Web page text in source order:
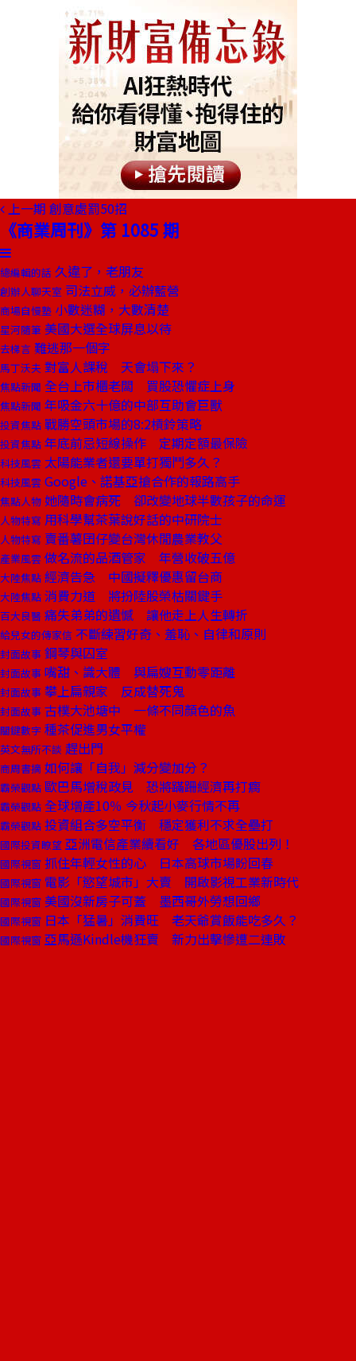
上一期 創意處罰50招
《商業周刊》第 1085 期
總編輯的話 久違了，老朋友
創辦人聊天室 司法立威，必辦藍營
商場自慢塾 小數迷糊，大數清楚
星河隨筆 美國大選全球屏息以待
去梯言 難逃那一個字
馬丁沃夫 對富人課稅 天會塌下來？
焦點新聞 全台上市櫃老闆 買股恐懼症上身
焦點新聞 年吸金六十億的中部互助會巨獸
投資焦點 戰勝空頭市場的8:2槓鈴策略
投資焦點 年底前忌短線操作 定期定額最保險
科技風雲 太陽能業者還要單打獨鬥多久？
科技風雲 Google、諾基亞搶合作的報路高手
焦點人物 她隨時會病死 卻改變地球半數孩子的命運
人物特寫 用科學幫茶葉說好話的中研院士
人物特寫 賣番薯囝仔變台灣休閒農業教父
產業風雲 做名流的品酒管家 年營收破五億
大陸焦點 經濟告急 中國擬釋優惠留台商
大陸焦點 消費力道 將扮陸股榮枯關鍵手
百大良醫 痛失弟弟的遺憾 讓他走上人生轉折
給兒女的傳家信 不斷練習好奇、羞恥、自律和原則
封面故事 鋼琴與囚室
封面故事 嘴甜、識大體 與扁嫂互動零距離
封面故事 攀上扁親家 反成替死鬼
封面故事 古樸大池塘中 一條不同顏色的魚
關鍵數字 種茶促進男女平權
英文無所不談 趕出門
商周書摘 如何讓「自我」減分變加分？
霸榮觀點 歐巴馬增稅政見 恐將蹣跚經濟再打瘸
霸榮觀點 全球增產10％ 今秋起小麥行情不再
霸榮觀點 投資組合多空平衡 穩定獲利不求全壘打
國際投資瞭望 亞洲電信產業續看好 各地區優股出列！
國際視窗 抓住年輕女性的心 日本高球市場盼回春
國際視窗 電影「慾望城市」大賣 開啟影視工業新時代
國際視窗 美國沒新房子可蓋 墨西哥外勞想回鄉
國際視窗 日本「猛暑」消費旺 老天爺賞飯能吃多久？
國際視窗 亞馬遜Kindle機狂賣 新力出擊慘遭二連敗